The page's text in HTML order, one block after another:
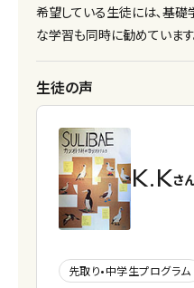
希望している生徒には､基
な学習も同時に勧めています
生徒の声
K.Kさ
先取り•中学生プログラム